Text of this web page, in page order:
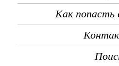
Как попасть